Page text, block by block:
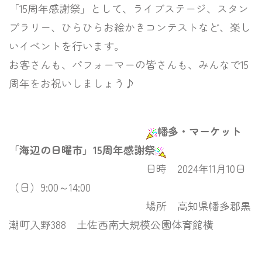
「15周年感謝祭」として、
ライブステージ、スタン
プラリー、ひらひらお絵かきコンテストなど、楽し
いイベントを行います。
お客さんも、パフォーマーの皆さんも、みんなで15
周年をお祝いしましょう♪
幡多・マーケット
「海辺の日曜市」 15周年感謝祭
日時 2024年11月10日
（日） 9:00～14:00
場所 高知県幡多郡黒
潮町入野388 土佐西南大規模公園体育館横